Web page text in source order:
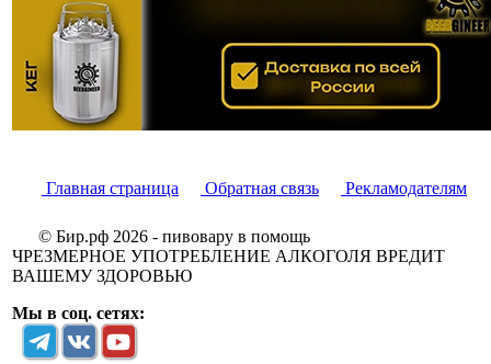
Главная страница Обратная связь Рекламодателям
© Бир.рф 2026 - пивовару в помощь
ЧРЕЗМЕРНОЕ УПОТРЕБЛЕНИЕ АЛКОГОЛЯ ВРЕДИТ
ВАШЕМУ ЗДОРОВЬЮ
Мы в соц. сетях: